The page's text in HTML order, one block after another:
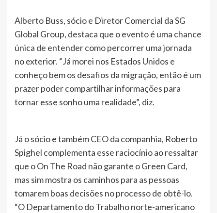
Alberto Buss, sócio e Diretor Comercial da SG
Global Group, destaca que o evento é uma chance
única de entender como percorrer uma jornada
no exterior. “Já morei nos Estados Unidos e
conheço bem os desafios da migração, então é um
prazer poder compartilhar informações para
tornar esse sonho uma realidade”, diz.
Já o sócio e também CEO da companhia, Roberto
Spighel complementa esse raciocínio ao ressaltar
que o On The Road não garante o Green Card,
mas sim mostra os caminhos para as pessoas
tomarem boas decisões no processo de obtê-lo.
“O Departamento do Trabalho norte-americano